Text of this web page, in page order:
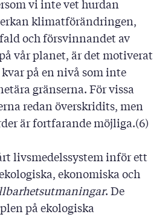
vi inte vet hurdan
klimatförändringen,
och försvinnandet av
vår planet, är det motiverat
på en nivå som inte
gränserna. För vissa
redan överskridits, men
är fortfarande möjliga.(6)
livsmedelssystem inför ett
ekonomiska och
. De
på ekologiska